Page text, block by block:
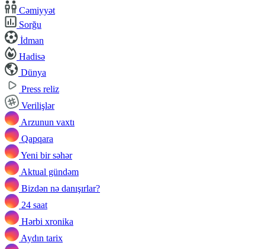
Cəmiyyət
Sorğu
İdman
Hadisə
Dünya
Press reliz
Verilişlər
Arzunun vaxtı
Qapqara
Yeni bir səhər
Aktual gündəm
Bizdən nə danışırlar?
24 saat
Hərbi xronika
Aydın tarix